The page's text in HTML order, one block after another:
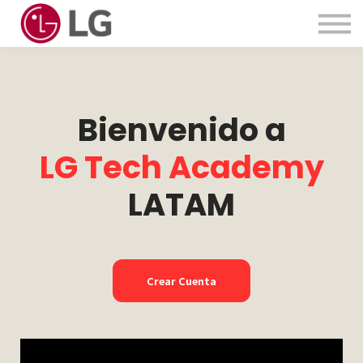
Acerca de Nosotros
Bienvenido a
LG Tech Academy
LATAM
Crear Cuenta